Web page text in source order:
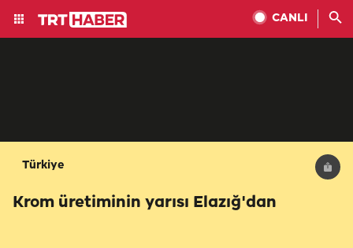
CANLI
Türkiye
Krom üretiminin yarısı Elazığ'dan